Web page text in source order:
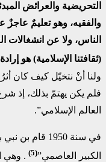
التحريضية والعرائض
والفقيه، وهو تعليمٌ عاجزٌ
الناس، ولا عن انشغالات
(ثقافتنا الإسلامية) هو
ولنا أنْ نتخيّل كيف كان
فلم يكن يهتمّ بذلك، إذ
العالم الإسلامي”.
في سنة 1950
الكبير العاصمي”(5)
. وهي